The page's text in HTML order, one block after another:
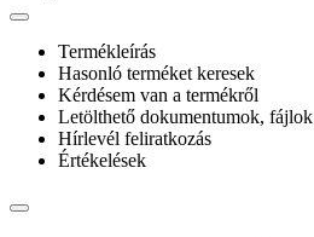
Termékleírás
Hasonló terméket keresek
Kérdésem van a termékről
Letölthető dokumentumok, fájlok
Hírlevél feliratkozás
Értékelések